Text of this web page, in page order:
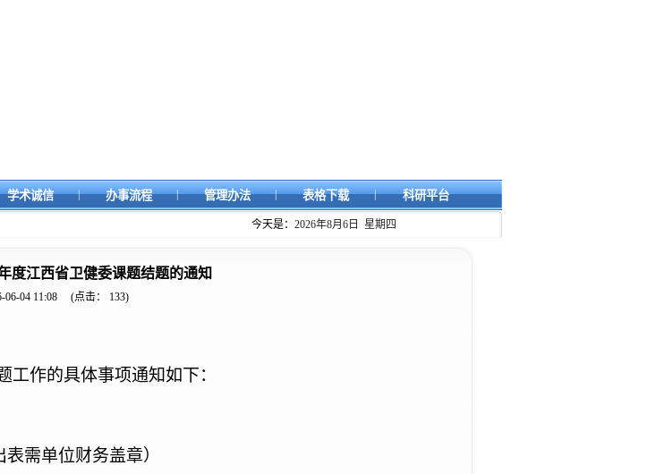
学术诚信 | 办事流程 | 管理办法 | 表格下载 | 科研平台
今天是： 2026年8月6日 星期四
度江西省卫健委课题结题的通知
06-04 11:08 (点击： 133)
工作的具体事项通知如下：
需单位财务盖章）